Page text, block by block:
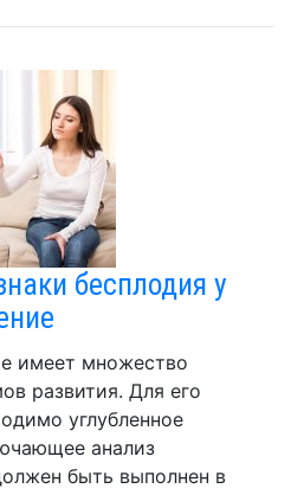
бесплодия у
имеет множество
развития. Для его
углубленное
анализ
быть выполнен в